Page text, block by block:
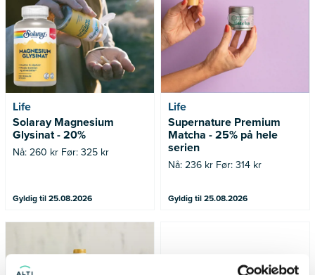
Life
Solaray Magnesium
Glysinat - 20%
Nå: 260 kr Før: 325 kr
Gyldig til 25.08.2026
Life
Supernature Premium
Matcha - 25% på hele
serien
Nå: 236 kr Før: 314 kr
Gyldig til 25.08.2026